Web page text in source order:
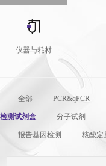
仪器与耗材
全部 PCR&qPCR
检测试剂盒 分子试剂
报告基因检测 核酸定